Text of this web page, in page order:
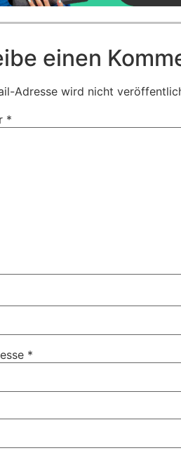
einen
Adresse wird nicht
*
*